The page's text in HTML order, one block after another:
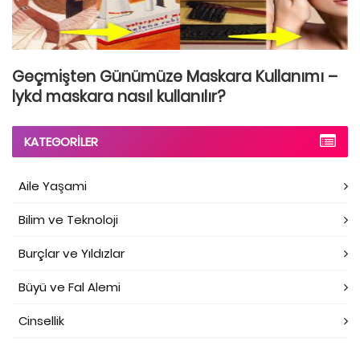
Geçmişten Günümüze Maskara Kullanımı –
lykd maskara nasıl kullanılır?
KATEGORILER
Aile Yaşami
Bilim ve Teknoloji
Burçlar ve Yıldızlar
Büyü ve Fal Alemi
Cinsellik